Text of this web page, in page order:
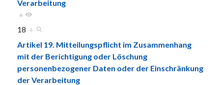
Verarbeitung
+
18 +
Artikel 19. Mitteilungspflicht im Zusammenhang
mit der Berichtigung oder Löschung
personenbezogener Daten oder der Einschränkung
der Verarbeitung